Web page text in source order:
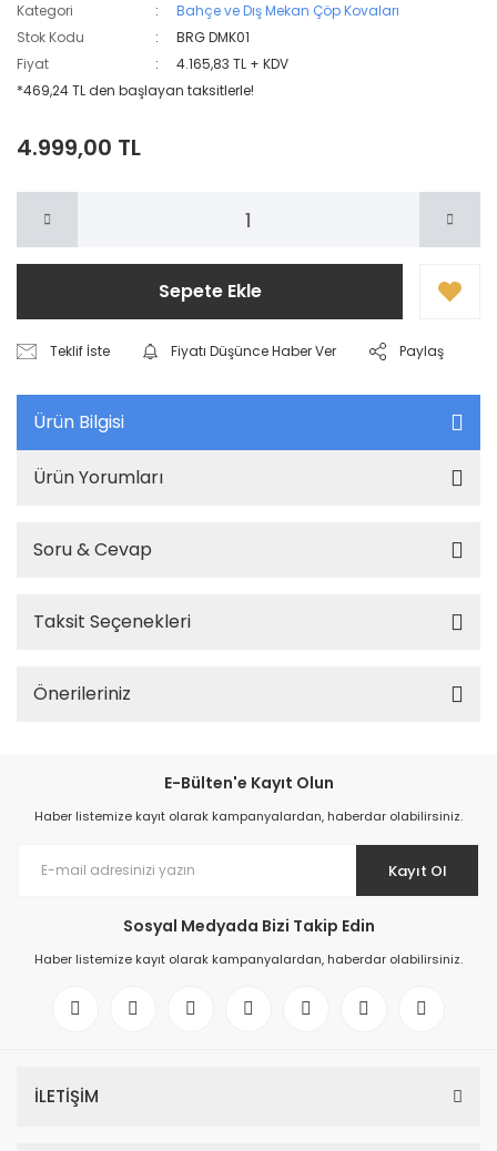
Kategori
Bahçe ve Dış Mekan Çöp Kovaları
Stok Kodu
BRG DMK01
Fiyat
4.165,83 TL + KDV
*469,24 TL den başlayan taksitlerle!
4.999,00 TL
Sepete Ekle
Teklif İste Fiyatı Düşünce Haber Ver Paylaş
Ürün Bilgisi
Ürün Yorumları
Soru & Cevap
Taksit Seçenekleri
Önerileriniz
E-Bülten'e Kayıt Olun
Haber listemize kayıt olarak kampanyalardan, haberdar olabilirsiniz.
Kayıt Ol
Sosyal Medyada Bizi Takip Edin
Haber listemize kayıt olarak kampanyalardan, haberdar olabilirsiniz.
İLETİŞİM